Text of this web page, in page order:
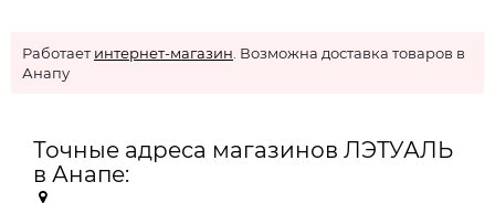
Работаетинтернет-магазин . Возможна доставка товаров в
Анапу
Точные адреса магазинов ЛЭТУАЛЬ
в Анапе: